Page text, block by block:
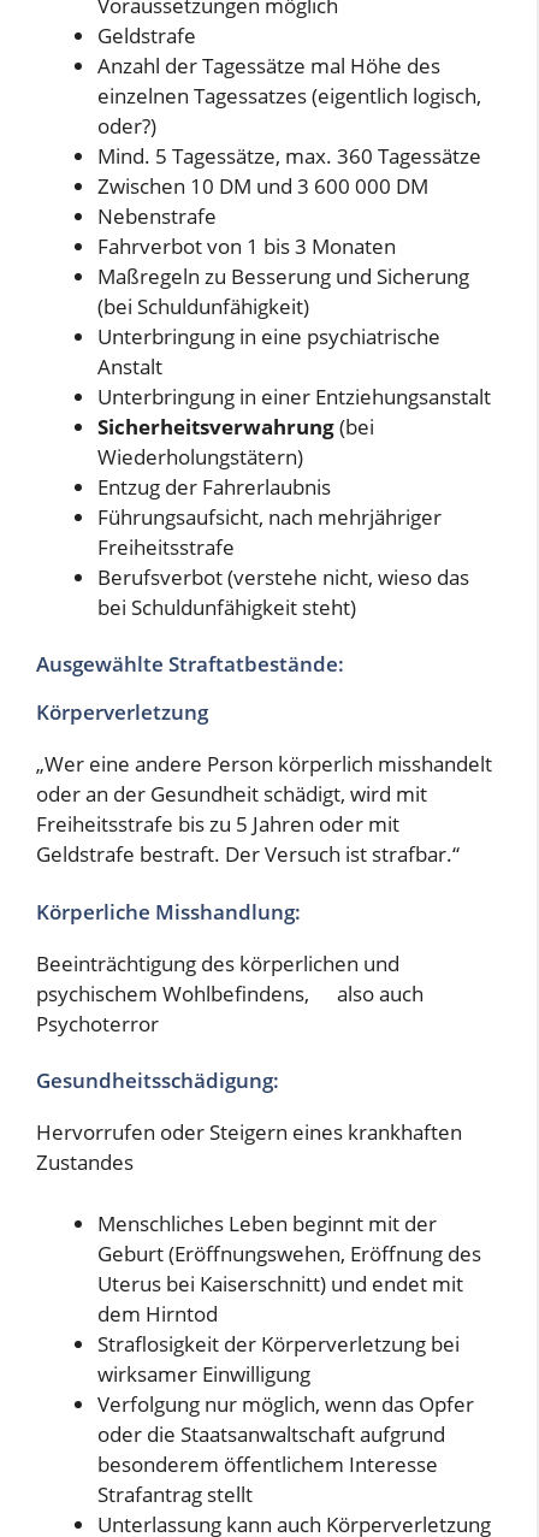
Geldstrafe
Anzahl der Tagessätze mal Höhe des
einzelnen Tagessatzes (eigentlich logisch,
oder?)
Mind. 5 Tagessätze, max. 360 Tagessätze
Zwischen 10 DM und 3 600 000 DM
Nebenstrafe
Fahrverbot von 1 bis 3 Monaten
Maßregeln zu Besserung und Sicherung
(bei Schuldunfähigkeit)
Unterbringung in eine psychiatrische
Anstalt
Unterbringung in einer Entziehungsanstalt
Sicherheitsverwahrung(bei
Wiederholungstätern)
Entzug der Fahrerlaubnis
Führungsaufsicht, nach mehrjähriger
Freiheitsstrafe
Berufsverbot (verstehe nicht, wieso das
bei Schuldunfähigkeit steht)
Ausgewählte Straftatbestände:
Körperverletzung
„Wer eine andere Person körperlich misshandelt
oder an der Gesundheit schädigt, wird mit
Freiheitsstrafe bis zu 5 Jahren oder mit
Geldstrafe bestraft. Der Versuch ist strafbar.“
Körperliche Misshandlung:
Beeinträchtigung des körperlichen und
psychischem Wohlbefindens,
also auch
Psychoterror
Gesundheitsschädigung:
Hervorrufen oder Steigern eines krankhaften
Zustandes
Menschliches Leben beginnt mit der
Geburt (Eröffnungswehen, Eröffnung des
Uterus bei Kaiserschnitt) und endet mit
dem Hirntod
Straflosigkeit der Körperverletzung bei
wirksamer Einwilligung
Verfolgung nur möglich, wenn das Opfer
oder die Staatsanwaltschaft aufgrund
besonderem öffentlichem Interesse
Strafantrag stellt
Unterlassung kann auch Körperverletzung